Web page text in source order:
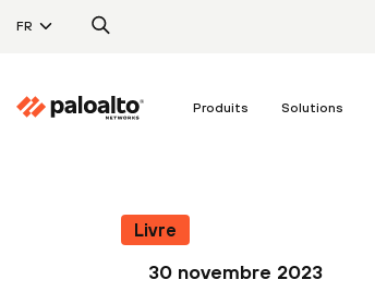
FR
Produits Solutions
Livre
30 novembre 2023